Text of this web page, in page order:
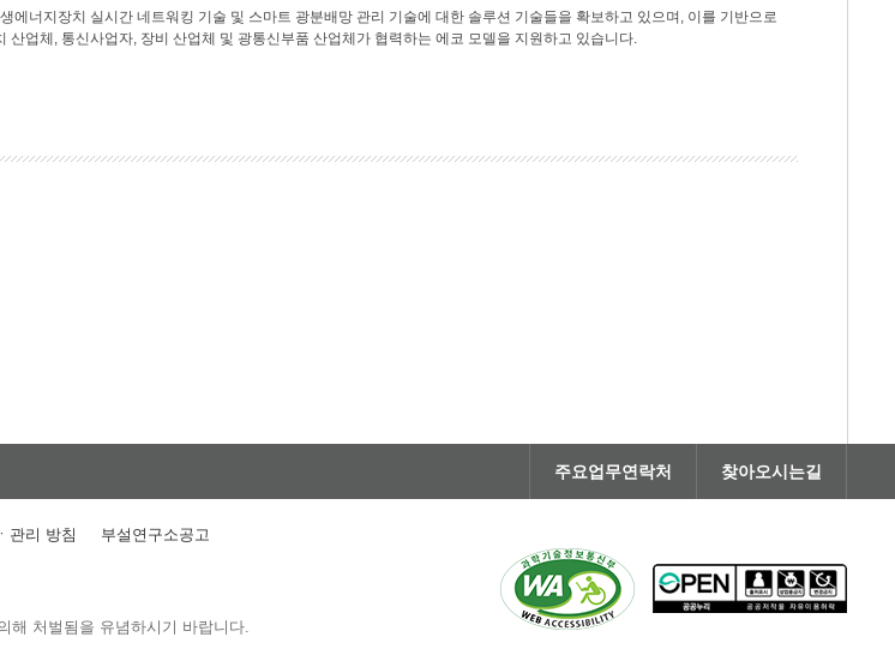
에너지장치 실시간 네트워킹 기술 및 스마트 광분배망 관리 기술에 대한 솔루션 기술들을 확보하고 있으며, 이를 기반으로
산업체, 통신사업자, 장비 산업체 및 광통신부품 산업체가 협력하는 에코 모델을 지원하고 있습니다.
주요업무연락처 찾아오시는길
관리 방침 부설연구소공고
해 처벌됨을 유념하시기 바랍니다.